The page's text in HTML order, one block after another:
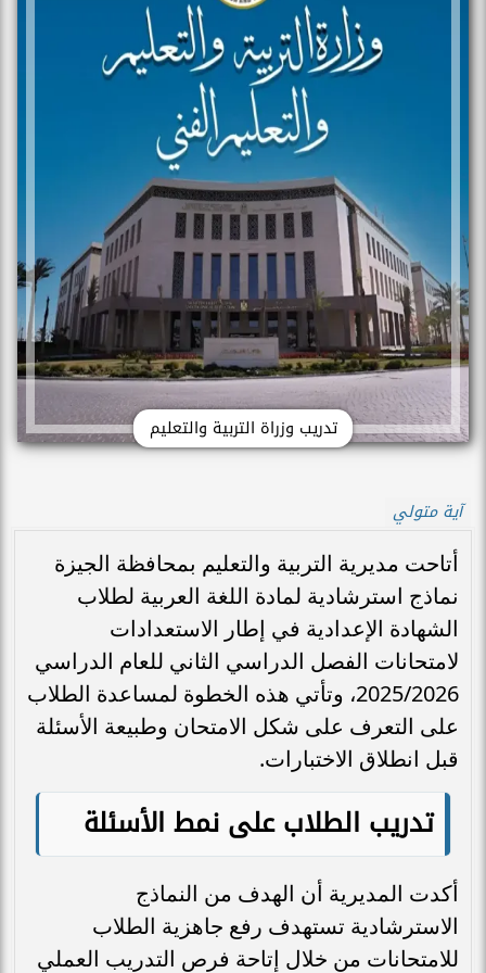
تدريب وزراة التربية والتعليم
آية متولي
أتاحت مديرية التربية والتعليم بمحافظة الجيزة
نماذج استرشادية لمادة اللغة العربية لطلاب
الشهادة الإعدادية في إطار الاستعدادات
لامتحانات الفصل الدراسي الثاني للعام الدراسي
2025/2026، وتأتي هذه الخطوة لمساعدة الطلاب
على التعرف على شكل الامتحان وطبيعة الأسئلة
قبل انطلاق الاختبارات.
تدريب الطلاب على نمط الأسئلة
أكدت المديرية أن الهدف من النماذج
الاسترشادية تستهدف رفع جاهزية الطلاب
للامتحانات من خلال إتاحة فرص التدريب العملي